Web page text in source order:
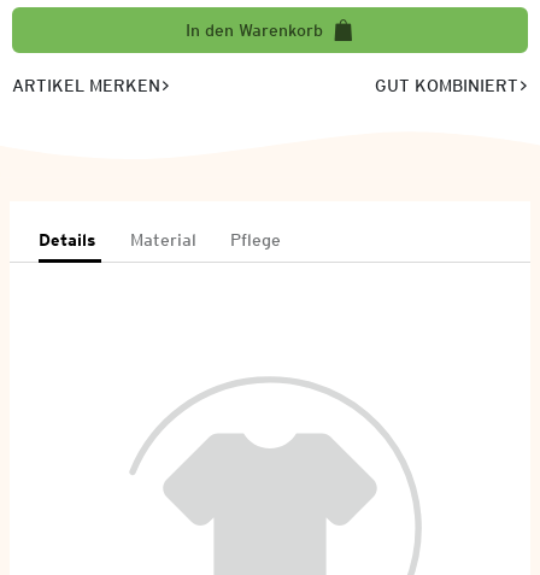
In den Warenkorb
ARTIKEL MERKEN GUT KOMBINIERT
Details Material Pflege